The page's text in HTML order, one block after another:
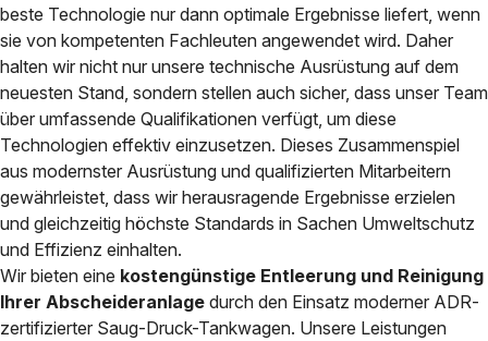
beste Technologie nur dann optimale Ergebnisse liefert, wenn
sie von kompetenten Fachleuten angewendet wird. Daher
halten wir nicht nur unsere technische Ausrüstung auf dem
neuesten Stand, sondern stellen auch sicher, dass unser Team
über umfassende Qualifikationen verfügt, um diese
Technologien effektiv einzusetzen. Dieses Zusammenspiel
aus modernster Ausrüstung und qualifizierten Mitarbeitern
gewährleistet, dass wir herausragende Ergebnisse erzielen
und gleichzeitig höchste Standards in Sachen Umweltschutz
und Effizienz einhalten.
Wir bieten eine kostengünstige Entleerung und Reinigung
Ihrer Abscheideranlage durch den Einsatz moderner ADR-
zertifizierter Saug-Druck-Tankwagen. Unsere Leistungen